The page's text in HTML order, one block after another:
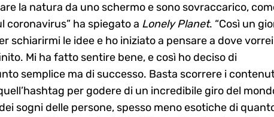
la natura da uno schermo e sono sovraccarico,
coronavirus” ha spiegato a Lonely Planet. “Così un
schiarirmi le idee e ho iniziato a pensare a dove vorrei
Mi ha fatto sentire bene, e così ho deciso di
semplice ma di successo. Basta scorrere i
per godere di un incredibile giro del
sogni delle persone, spesso meno esotiche di